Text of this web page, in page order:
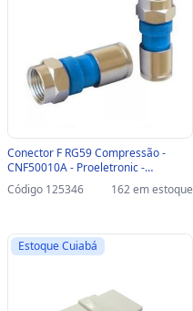
Conector F RG59 Compressão -
CNF50010A - Proeletronic -
CNF50010A
Código 125346 162 em estoque
Estoque Cuiabá